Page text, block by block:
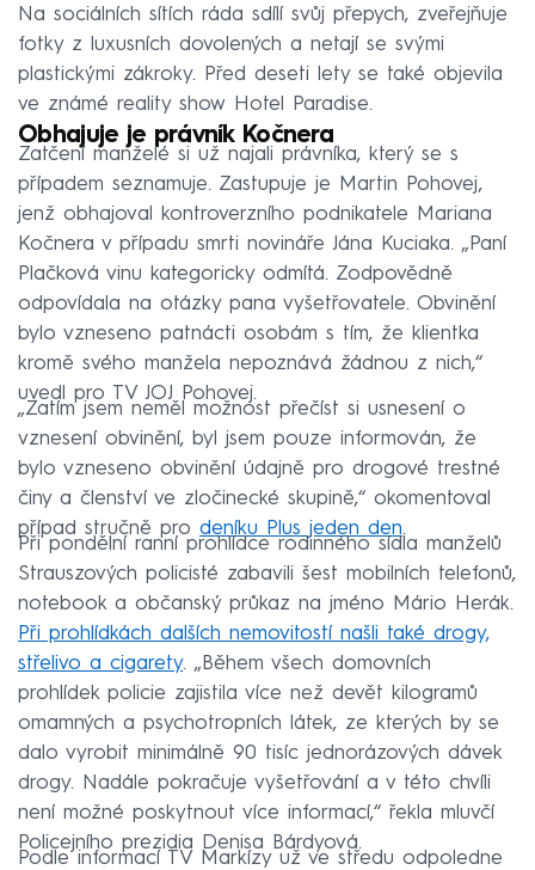
Na sociálních sítích ráda sdílí svůj přepych, zveřejňuje
fotky z luxusních dovolených a netají se svými
plastickými zákroky. Před deseti lety se také objevila
ve známé reality show Hotel Paradise.
Obhajuje je právník Kočnera
Zatčení manželé si už najali právníka, který se s
případem seznamuje. Zastupuje je Martin Pohovej,
jenž obhajoval kontroverzního podnikatele Mariana
Kočnera v případu smrti novináře Jána Kuciaka. „Paní
Plačková vinu kategoricky odmítá. Zodpovědně
odpovídala na otázky pana vyšetřovatele. Obvinění
bylo vzneseno patnácti osobám s tím, že klientka
kromě svého manžela nepoznává žádnou z nich,“
uvedl pro TV JOJ Pohovej.
„Zatím jsem neměl možnost přečíst si usnesení o
vznesení obvinění, byl jsem pouze informován, že
bylo vzneseno obvinění údajně pro drogové trestné
činy a členství ve zločinecké skupině,“ okomentoval
případ stručně pro deníku Plus jeden den.
Při pondělní ranní prohlídce rodinného sídla manželů
Strauszových policisté zabavili šest mobilních telefonů,
notebook a občanský průkaz na jméno Mário Herák.
Při prohlídkách dalších nemovitostí našli také drogy,
střelivo a cigarety. „Během všech domovních
prohlídek policie zajistila více než devět kilogramů
omamných a psychotropních látek, ze kterých by se
dalo vyrobit minimálně 90 tisíc jednorázových dávek
drogy. Nadále pokračuje vyšetřování a v této chvíli
není možné poskytnout více informací,“ řekla mluvčí
Policejního prezidia Denisa Bárdyová.
Podle informací TV Markízy už ve středu odpoledne